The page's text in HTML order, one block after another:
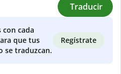
Traducir
con cada
que tus
se traduzcan.
Regístrate